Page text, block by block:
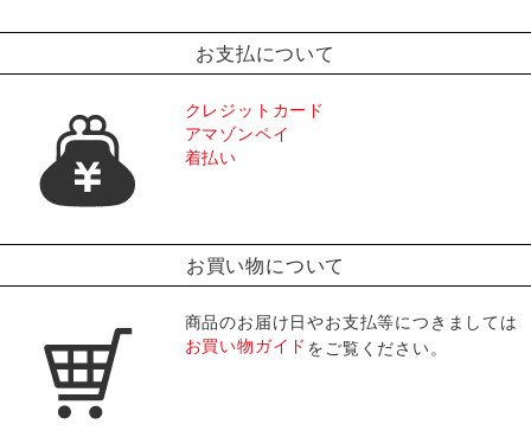
お支払について
クレジットカード
アマゾンペイ
着払い
お買い物について
商品のお届け日やお支払等につきましては
お買い物ガイド をご覧ください。